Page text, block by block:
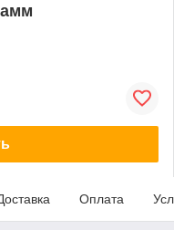
Оплата